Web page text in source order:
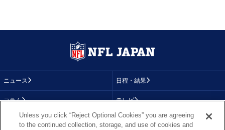
ニュース 日程・結果
コラム テレビ
画像
Unless you click “Reject Optional Cookies” you are agreeing
to the continued collection, storage, and use of cookies and